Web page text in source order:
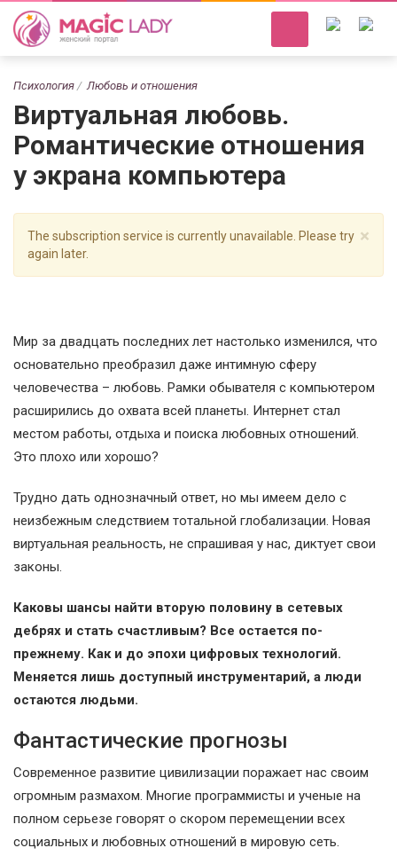
Психология Любовь и отношения
Виртуальная любовь.
Романтические отношения
у экрана компьютера
×
The subscription service is currently unavailable. Please try
again later.
Мир за двадцать последних лет настолько изменился, что
основательно преобразил даже интимную сферу
человечества – любовь. Рамки обывателя с компьютером
расширились до охвата всей планеты. Интернет стал
местом работы, отдыха и поиска любовных отношений.
Это плохо или хорошо?
Трудно дать однозначный ответ, но мы имеем дело с
неизбежным следствием тотальной глобализации. Новая
виртуальная реальность, не спрашивая у нас, диктует свои
законы.
Каковы шансы найти вторую половину в сетевых
дебрях и стать счастливым? Все остается по-
прежнему. Как и до эпохи цифровых технологий.
Меняется лишь доступный инструментарий, а люди
остаются людьми.
Фантастические прогнозы
Современное развитие цивилизации поражает нас своим
огромным размахом. Многие программисты и ученые на
полном серьезе говорят о скором перемещении всех
социальных и любовных отношений в мировую сеть.